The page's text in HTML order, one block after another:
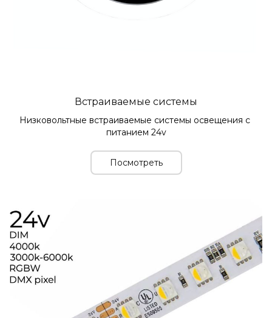
Встраиваемые системы
Низковольтные встраиваемые системы освещения с
питанием 24v
Посмотреть